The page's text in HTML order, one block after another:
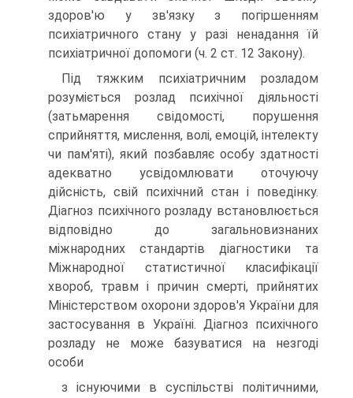
здоров'ю у зв'язку з по­гіршенням
психіатричного стану у разі ненадання їй
психіатричної допомоги (ч. 2 ст. 12 Закону).
Під тяжким психіатричним розладом
розуміється розлад психічної діяльності
(затьмарення свідомості, порушення
сприйняття, мислення, волі, емоцій, інтелекту
чи пам'яті), який позбавляє особу здатності
адекватно усвідомлювати оточуючу
дійсність, свій психічний стан і поведінку.
Діагноз психічного розладу встановлюється
відповідно до загальновизнаних
міжнародних стандартів діагностики та
Міжнарод­ної статистичної класифікації
хвороб, травм і причин смерті, прийня­тих
Міністерством охорони здоров'я України для
застосування в Укра­їні. Діагноз психічного
розладу не може базуватися на незгоді
особи
з існуючими в суспільстві політичними,